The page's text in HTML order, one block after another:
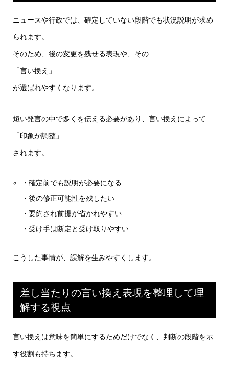
ニュースや行政では、確定していない段階でも状況説明が求め
られます。
そのため、後の変更を残せる表現や、その
「言い換え」
が選ばれやすくなります。
短い発言の中で多くを伝える必要があり、言い換えによって
「印象が調整」
されます。
・確定前でも説明が必要になる
・後の修正可能性を残したい
・要約され前提が省かれやすい
・受け手は断定と受け取りやすい
こうした事情が、誤解を生みやすくします。
差し当たりの言い換え表現を整理して理
解する視点
言い換えは意味を簡単にするためだけでなく、判断の段階を示
す役割も持ちます。